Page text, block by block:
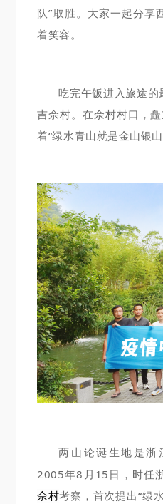
队”取胜。大家一起分享
着笑容。
吃完午饭进入旅途
吉佘村。在佘村村口，
着“绿水青山就是金山银山
两山论诞生地是浙
2005年8月15日，时任
佘村考察，首次提出“绿